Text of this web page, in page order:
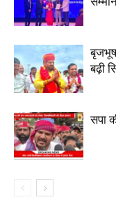
बढ़ी
सपा